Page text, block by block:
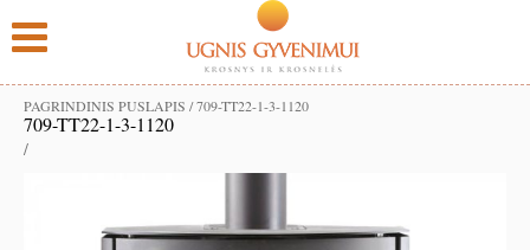
PAGRINDINIS PUSLAPIS /709-TT22-1-3-1120
709-TT22-1-3-1120
/